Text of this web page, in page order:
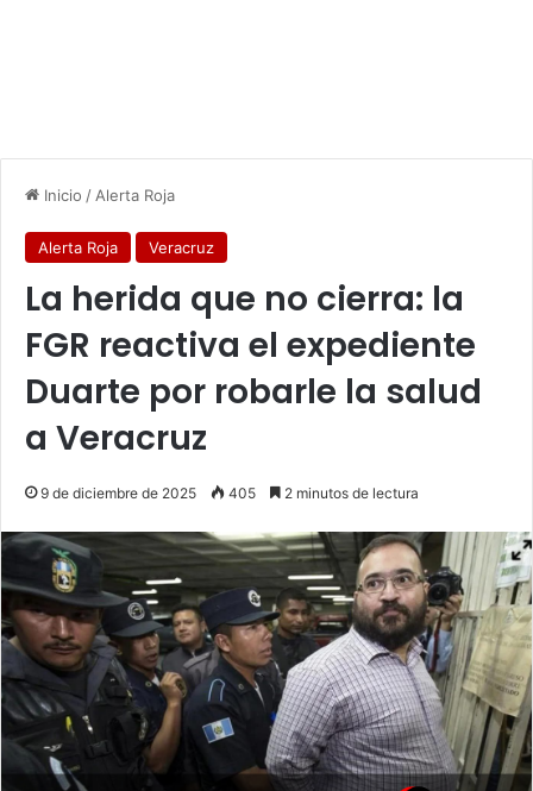
Inicio / Alerta Roja
Alerta Roja Veracruz
La herida que no cierra: la
FGR reactiva el expediente
Duarte por robarle la salud
a Veracruz
9 de diciembre de 2025 405 2 minutos de lectura